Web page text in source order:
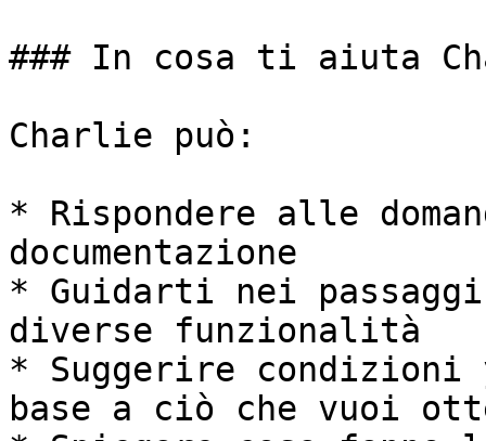
### In cosa ti aiuta
Charlie può:
* Rispondere alle
documentazione
* Guidarti nei
diverse funzionalità
* Suggerire
base a ciò che vuoi